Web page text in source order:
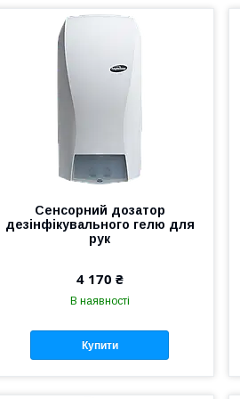
Сенсорний дозатор
дезінфікувального гелю для
рук
4 170 ₴
В наявності
Купити